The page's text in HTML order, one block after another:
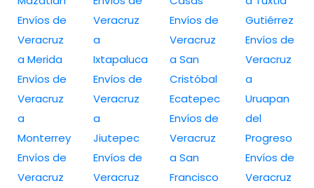
Envíos de
Veracruz
a Merida
Envíos de
Veracruz
a
Monterrey
Envíos de
Veracruz
Veracruz
a
Ixtapaluca
Envíos de
Veracruz
a
Jiutepec
Envíos de
Veracruz
Envíos de
Veracruz
a San
Cristóbal
Ecatepec
Envíos de
Veracruz
a San
Francisco
Gutiérrez
Envíos de
Veracruz
a
Uruapan
del
Progreso
Envíos de
Veracruz